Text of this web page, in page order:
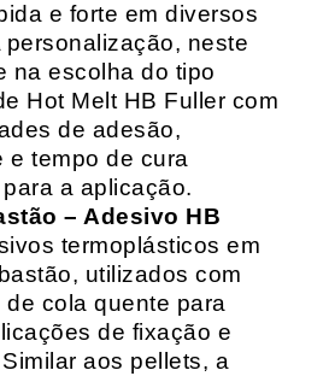
e forte em diversos
personalização, neste
na escolha do tipo
Hot Melt HB Fuller com
de adesão,
e tempo de cura
a aplicação.
– Adesivo HB
termoplásticos em
utilizados com
cola quente para
de fixação e
aos pellets, a